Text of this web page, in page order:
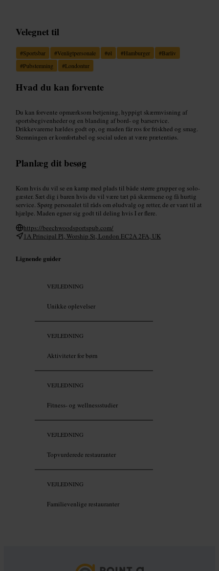
Velegnet til
#Sportsbar #Venligtpersonale #øl #Hamburger #Barliv
#Pubstemning #Londontur
Hvad du kan forvente
Du kan forvente opmærksom betjening, hyppigt skærmvisning af
sportsbegivenheder og en blanding af bord- og barservice.
Drikkevarerne hældes godt op, og maden får ros for friskhed og smag.
Stemningen er komfortabel og social uden at være prætentiøs.
Planlæg dit besøg
Kom hvis du vil se en kamp med plads til både større grupper og solo-
gæster. Sæt dig i baren hvis du vil være tæt på skærmene og få hurtig
service. Spørg personalet til råds om øludvalg og retter, de er vant til at
hjælpe. Maden egner sig godt til deling hvis I er flere.
https://beechwoodsportspub.com/
1A Principal Pl, Worship St, London EC2A 2FA, UK
Lignende guider
VEJLEDNING
Unikke oplevelser
VEJLEDNING
Aktiviteter for børn
VEJLEDNING
Fitness- og wellnessstudier
VEJLEDNING
Topvurderede restauranter
VEJLEDNING
Familievenlige restauranter